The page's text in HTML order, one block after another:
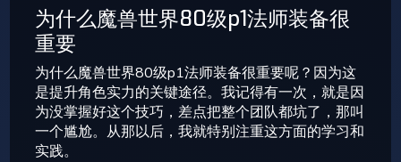
为什么魔兽世界80级p1法师装备很
重要
为什么魔兽世界80级p1法师装备很重要呢？因为这
是提升角色实力的关键途径。我记得有一次，就是因
为没掌握好这个技巧，差点把整个团队都坑了，那叫
一个尴尬。从那以后，我就特别注重这方面的学习和
实践。